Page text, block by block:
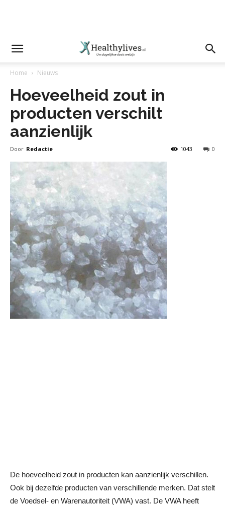
Home Nieuws
Hoeveelheid zout in
producten verschilt
aanzienlijk
Door Redactie 0
1043
De hoeveelheid zout in producten kan aanzienlijk verschillen.
Ook bij dezelfde producten van verschillende merken. Dat stelt
de Voedsel- en Warenautoriteit (VWA) vast. De VWA heeft